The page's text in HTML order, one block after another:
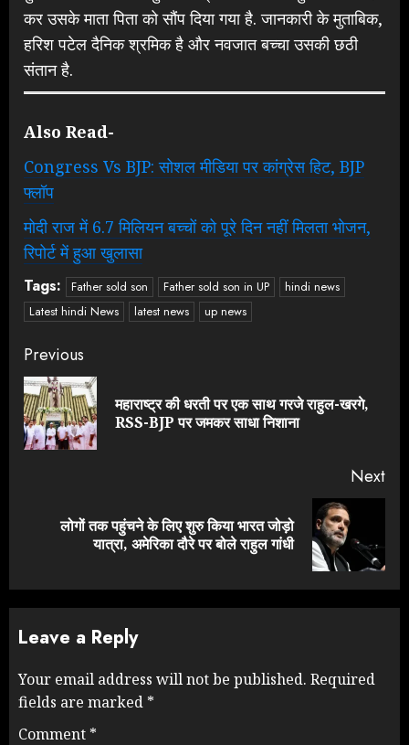
कर उसके माता पिता को सौंप दिया गया है. जानकारी के मुताबिक,
हरिश पटेल दैनिक श्रमिक है और नवजात बच्चा उसकी छठी
संतान है.
Also Read-
Congress Vs BJP: सोशल मीडिया पर कांग्रेस हिट, BJP
फ्लॉप
मोदी राज में 6.7 मिलियन बच्चों को पूरे दिन नहीं मिलता भोजन,
रिपोर्ट में हुआ खुलासा
Tags: Father sold son Father sold son in UP
hindi news
Latest hindi News
latest news up news
Continue
Reading
Previous
महाराष्ट्र की धरती पर एक साथ गरजे राहुल-खरगे,
RSS-BJP पर जमकर साधा निशाना
Next
Nextलोगों तक पहुंचने के लिए शुरु किया भारत जोड़ो
यात्रा, अमेरिका दौरे पर बोले राहुल गांधी
Leave a Reply
Your email address will not be published. Required
fields are marked *
Comment *